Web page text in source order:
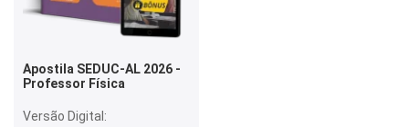
Apostila SEDUC-AL 2026 -
Professor Física
Versão Digital: